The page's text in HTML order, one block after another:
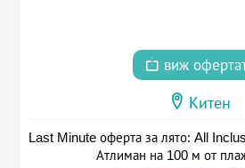
виж
Китен
Last Minute оферта за лято: All
Атлиман на 100 м от